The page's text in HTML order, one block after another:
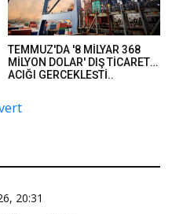
TEMMUZ'DA '8 MİLYAR 368
MİLYON DOLAR' DIŞ TİCARET
AÇIĞI GERÇEKLEŞTİ..
20:31